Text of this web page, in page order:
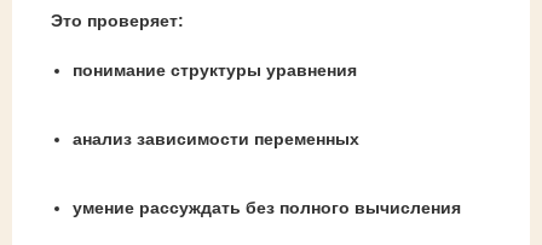
Это проверяет:
понимание структуры уравнения
анализ зависимости переменных
умение рассуждать без полного вычисления